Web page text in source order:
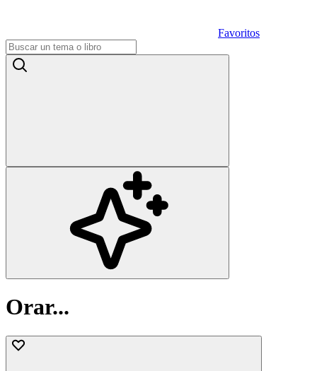
Favoritos
Orar...